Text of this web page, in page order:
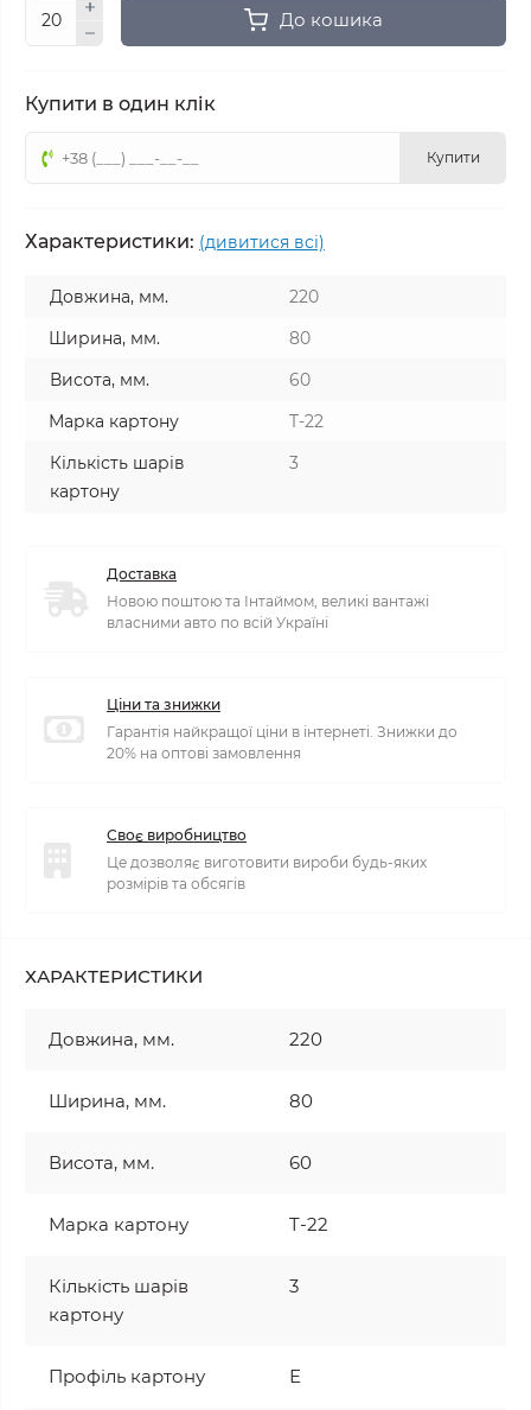
До кошика
Купити в один клік
Купити
Характеристики: (дивитися всі)
Довжина, мм.
220
Ширина, мм.
80
Висота, мм.
60
Марка картону
T-22
Кількість шарів
картону
3
Доставка
Новою поштою та Інтаймом, великі вантажі
власними авто по всій Україні
Ціни та знижки
Гарантія найкращої ціни в інтернеті. Знижки до
20% на оптові замовлення
Своє виробництво
Це дозволяє виготовити вироби будь-яких
розмірів та обсягів
ХАРАКТЕРИСТИКИ
Довжина, мм. 220
Ширина, мм. 80
Висота, мм. 60
Марка картону T-22
Кількість шарів
картону
3
Профіль картону Е